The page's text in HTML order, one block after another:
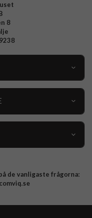
8
de vanligaste frågorna: